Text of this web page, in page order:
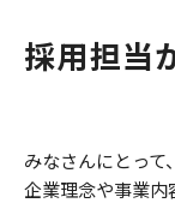
採用担当
みなさんにとって
企業理念や事業内